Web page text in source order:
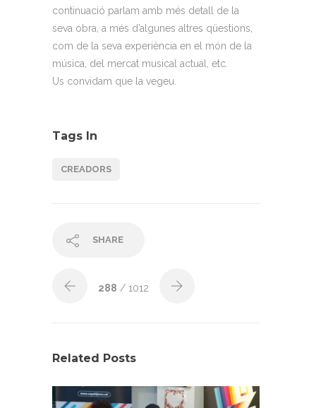
continuació parlam amb més detall de la
seva obra, a més d’algunes altres qüestions,
com de la seva experiència en el món de la
música, del mercat musical actual, etc.
Us convidam que la vegeu.
Tags In
CREADORS
SHARE
288 / 1012
Related Posts